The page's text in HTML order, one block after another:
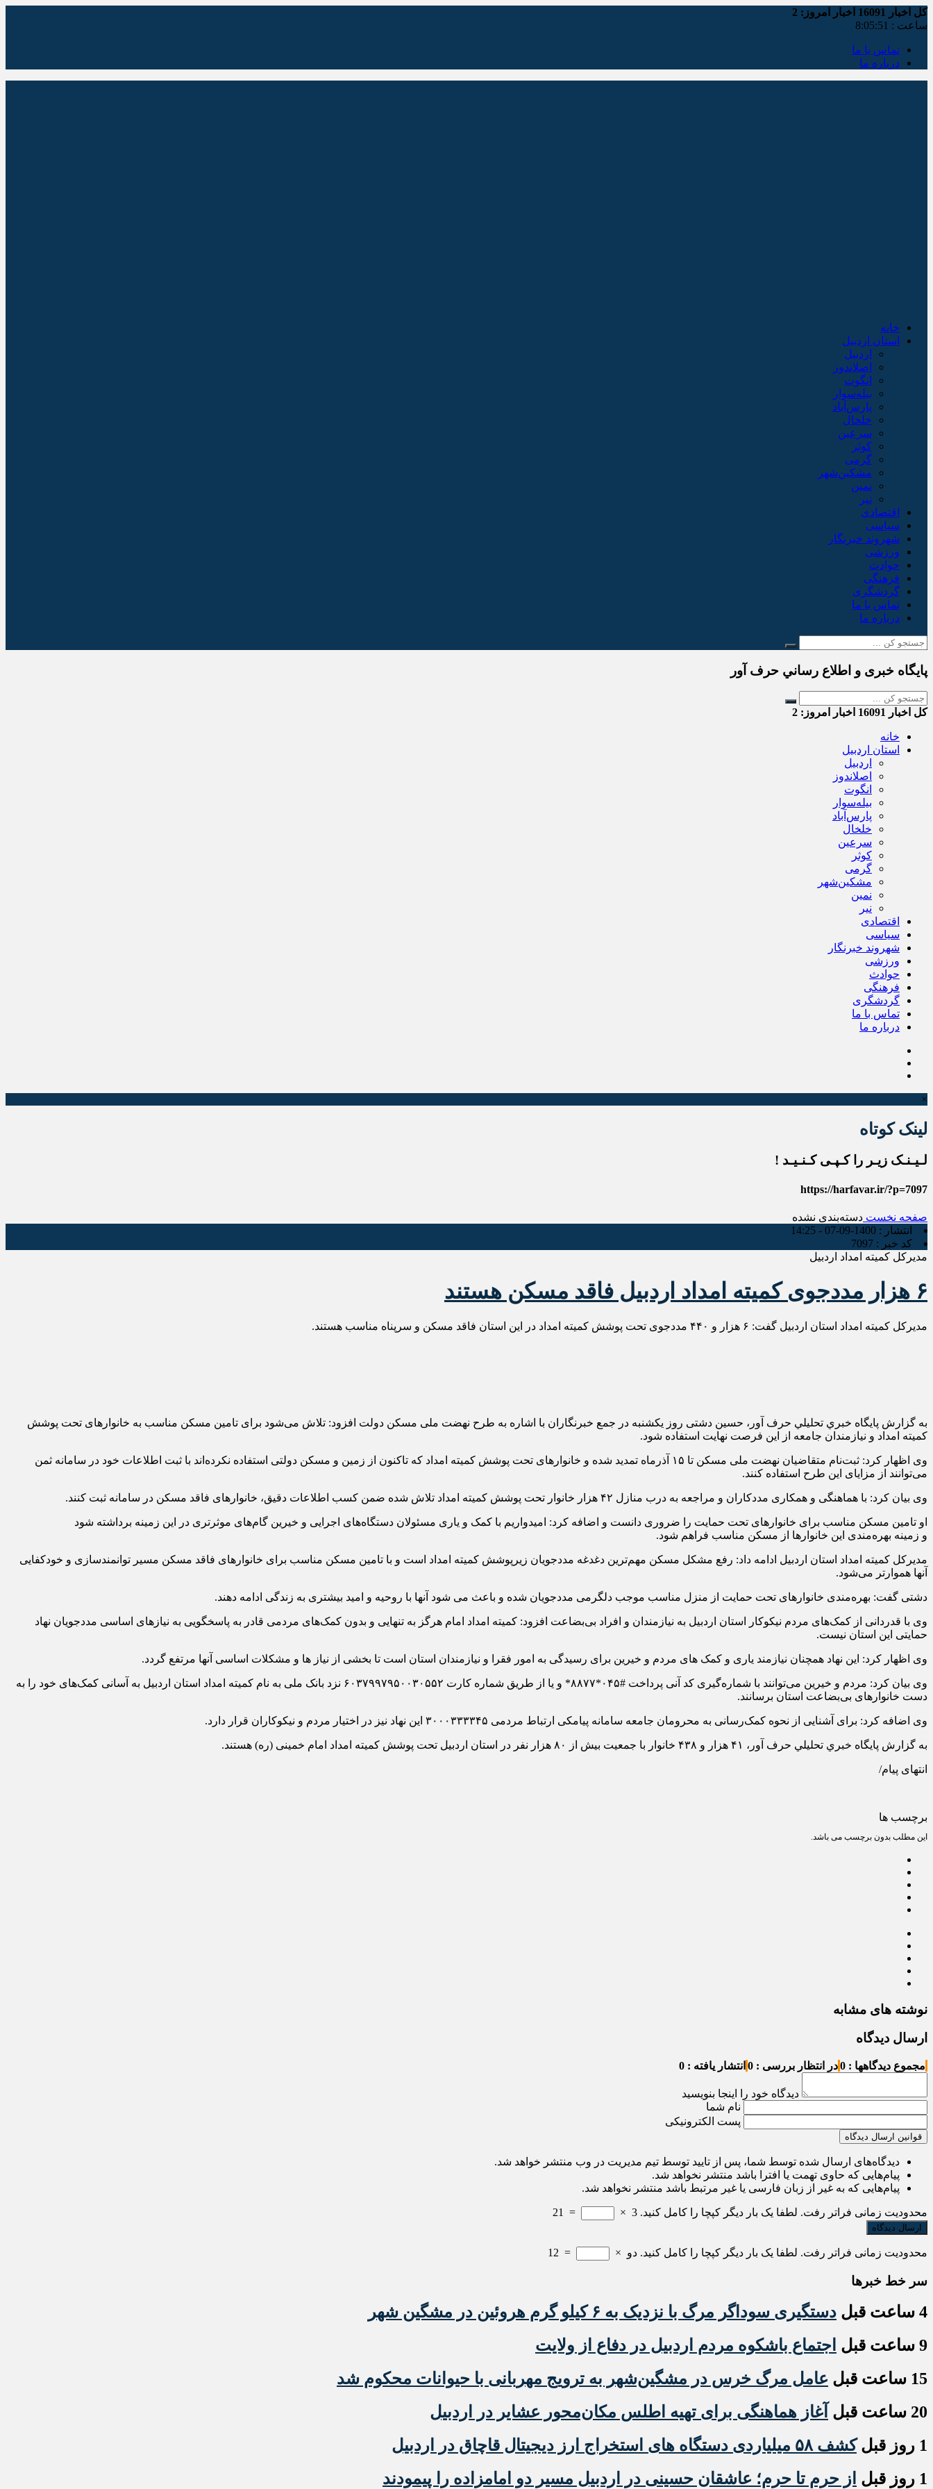
کل اخبار اخبار امروز: 2
ساعت : 8:05:51
تماس با ما
درباره ما
خانه
استان اردبیل
اردبیل
اصلاندوز
انگوت
بیله‌سوار
پارس‌آباد
خلخال
سرعین
کوثر
گرمی
مشکین‌شهر
نمین
نیر
اقتصادی
سیاسی
شهروند خبرنگار
ورزشی
حوادث
فرهنگی
گردشگری
تماس با ما
درباره ما
پایگاه خبری و اطلاع رساني حرف آور
کل اخبار اخبار امروز: 2
خانه
استان اردبیل
اردبیل
اصلاندوز
انگوت
بیله‌سوار
پارس‌آباد
خلخال
سرعین
کوثر
گرمی
مشکین‌شهر
نمین
نیر
اقتصادی
سیاسی
شهروند خبرنگار
ورزشی
حوادث
فرهنگی
گردشگری
تماس با ما
درباره ما
×
لینک کوتاه
لـیـنـک زیـر را کـپـی کـنـیـد !
https://harfavar.ir/?p=7097
صفحه نخست دسته‌بندی نشده
انتشار : 1400-09-07 - 14:25
کد خبر : 7097
مدیرکل کمیته امداد اردبیل
۶ هزار مددجوی کمیته امداد اردبیل فاقد مسکن هستند
مدیرکل کمیته امداد استان اردبیل گفت: ۶ هزار و ۴۴۰ مددجوی تحت پوشش کمیته امداد در این استان فاقد مسکن و سرپناه مناسب هستند.
به گزارش پايگاه خبري تحليلي حرف آور، حسین دشتی روز یکشنبه در جمع خبرنگاران با اشاره به طرح نهضت ملی مسکن دولت افزود: تلاش می‌شود برای تامین مسکن مناسب به خانوارهای تحت پوشش
کمیته امداد و نیازمندان جامعه از این فرصت نهایت استفاده شود.
وی اظهار کرد: ثبت‌نام متقاضیان نهضت ملی مسکن تا ۱۵ آذرماه تمدید شده و خانوارهای تحت پوشش کمیته امداد که تاکنون از زمین و مسکن دولتی استفاده نکرده‌اند با ثبت اطلاعات خود در سامانه ثمن
می‌توانند از مزایای این طرح استفاده کنند.
وی بیان کرد: با هماهنگی و همکاری مددکاران و مراجعه به درب منازل ۴۲ هزار خانوار تحت پوشش کمیته امداد تلاش شده ضمن کسب اطلاعات دقیق، خانوارهای فاقد مسکن در سامانه ثبت کنند.
او تامین مسکن مناسب برای خانوارهای تحت حمایت را ضروری دانست و اضافه کرد: امیدواریم با کمک و یاری مسئولان دستگاه‌های اجرایی و خیرین گام‌های موثرتری در این زمینه برداشته شود
و زمینه بهره‌مندی این خانوارها از مسکن مناسب فراهم شود.
مدیرکل کمیته امداد استان اردبیل ادامه داد: رفع مشکل مسکن مهم‌ترین دغدغه مددجویان زیرپوشش کمیته امداد است و با تامین مسکن مناسب برای خانوارهای فاقد مسکن مسیر توانمندسازی و خودکفایی
آنها هموارتر می‌شود.
دشتی گفت: بهره‌مندی خانوارهای تحت حمایت از منزل مناسب موجب دلگرمی مددجویان شده و باعث می شود آنها با روحیه و امید بیشتری به زندگی ادامه دهند.
وی با قدردانی از کمک‌های مردم نیکوکار استان اردبیل به نیازمندان و افراد بی‌بضاعت افزود: کمیته امداد امام هرگز به تنهایی و بدون کمک‌های مردمی قادر به پاسخگویی به نیازهای اساسی مددجویان نهاد
حمایتی این استان نیست.
وی اظهار کرد: این نهاد همچنان نیازمند یاری و کمک های مردم و خیرین برای رسیدگی به امور فقرا و نیازمندان استان است تا بخشی از نیاز ها و مشکلات اساسی آنها مرتفع گردد.
وی بیان کرد: مردم و خیرین می‌توانند با شماره‌گیری کد آنی‌ پرداخت #۰۴۵*۸۸۷۷* و یا از طریق شماره کارت ۶۰۳۷۹۹۷۹۵۰۰۳۰۵۵۲ نزد بانک ملی به نام کمیته امداد استان اردبیل به آسانی کمک‌های خود را به
دست خانوارهای بی‌بضاعت استان برسانند.
وی اضافه کرد: برای آشنایی از نحوه کمک‌رسانی به محرومان جامعه سامانه پیامکی ارتباط مردمی ۳۰۰۰۳۳۳۳۴۵ این نهاد نیز در اختیار مردم و نیکوکاران قرار دارد.
به گزارش پايگاه خبري تحليلي حرف آور، ۴۱ هزار و ۴۳۸ خانوار با جمعیت بیش از ۸۰ هزار نفر در استان اردبیل تحت پوشش کمیته امداد امام خمینی (ره) هستند.
انتهای پیام/
برچسب ها
این مطلب بدون برچسب می باشد.
نوشته های مشابه
ارسال دیدگاه
مجموع دیدگاهها : 0 در انتظار بررسی : 0 انتشار یافته : 0
دیدگاه خود را اینجا بنویسید
نام شما
پست الکترونیکی
قوانین ارسال دیدگاه
دیدگاه‌های ارسال شده توسط شما، پس از تایید توسط تیم مدیریت در وب منتشر خواهد شد.
پیام‌هایی که حاوی تهمت یا افترا باشد منتشر نخواهد شد.
پیام‌هایی که به غیر از زبان فارسی یا غیر مرتبط باشد منتشر نخواهد شد.
محدودیت زمانی فراتر رفت. لطفا یک بار دیگر کپچا را کامل کنید. 3
×
=
21
محدودیت زمانی فراتر رفت. لطفا یک بار دیگر کپچا را کامل کنید. دو ×
=
12
سر خط خبرها
4 ساعت قبل
دستگیری سوداگر مرگ با نزدیک به ۶ کیلو گرم هروئین در مشگین شهر
9 ساعت قبل
اجتماع باشکوه مردم اردبیل در دفاع از ولایت
15 ساعت قبل
عامل مرگ خرس در مشگین‌شهر به ترویج مهربانی با حیوانات محکوم شد
20 ساعت قبل
آغاز هماهنگی برای تهیه اطلس مکان‌محور عشایر در اردبیل
1 روز قبل
کشف ۵۸ میلیاردی دستگاه های استخراج ارز دیجیتال قاچاق در اردبیل
1 روز قبل
از حرم تا حرم؛ عاشقان حسینی در اردبیل مسیر دو امامزاده را پیمودند